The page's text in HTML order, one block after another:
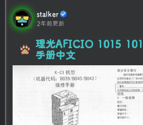
stalker
2年前更新
理光AFICIO 1015
手册中文